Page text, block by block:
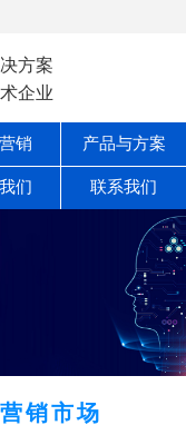
方案
企业
销 产品与方案
们 联系我们
销市场